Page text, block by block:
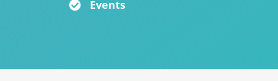
Events